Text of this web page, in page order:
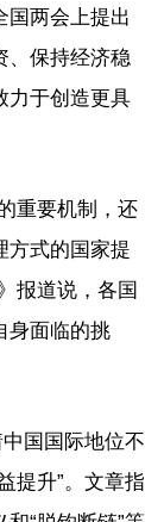
国两会上提出
、保持经济稳
力于创造更具
重要机制，还
方式的国家提
报道说，各国
身面临的挑
国国际地位不
提升”。文章指